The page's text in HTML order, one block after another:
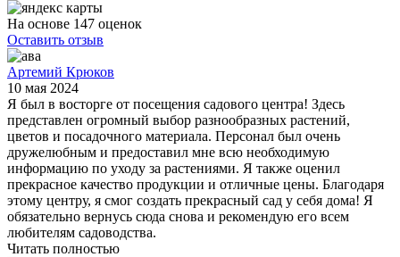
На основе 147 оценок
Оставить отзыв
Артемий Крюков
10 мая 2024
Я был в восторге от посещения садового центра! Здесь
представлен огромный выбор разнообразных растений,
цветов и посадочного материала. Персонал был очень
дружелюбным и предоставил мне всю необходимую
информацию по уходу за растениями. Я также оценил
прекрасное качество продукции и отличные цены. Благодаря
этому центру, я смог создать прекрасный сад у себя дома! Я
обязательно вернусь сюда снова и рекомендую его всем
любителям садоводства.
Читать полностью